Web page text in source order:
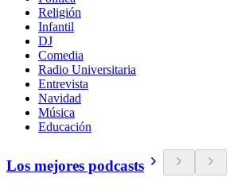
Religión
Infantil
DJ
Comedia
Radio Universitaria
Entrevista
Navidad
Música
Educación
Los mejores podcasts